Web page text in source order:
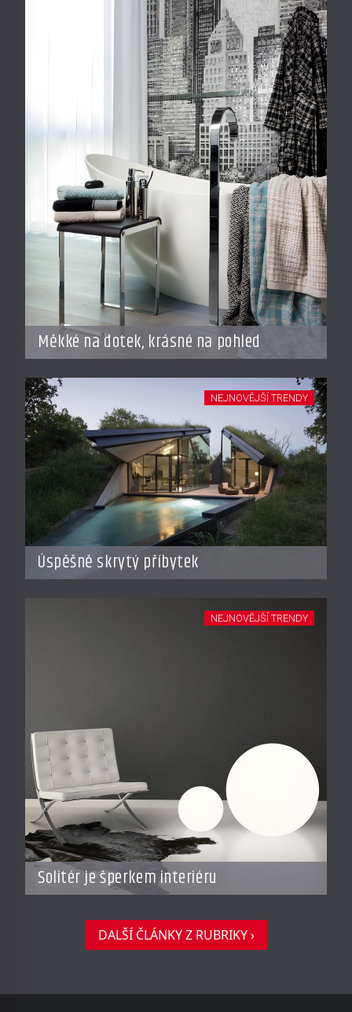
Měkké na dotek, krásné na pohled
Úspěšně skrytý příbytek
NEJNOVĚJŠÍ TRENDY
Solitér je šperkem interiéru
NEJNOVĚJŠÍ TRENDY
DALŠÍ ČLÁNKY Z RUBRIKY ›